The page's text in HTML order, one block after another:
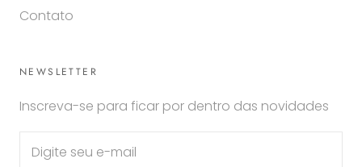
Contato
NEWSLETTER
Inscreva-se para ficar por dentro das novidades